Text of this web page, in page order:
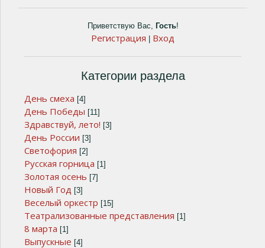
Приветствую Вас, Гость!
Регистрация Вход
Категории раздела
День смеха [4]
День Победы [11]
Здравствуй, лето! [3]
День России [3]
Светофория [2]
Русская горница [1]
Золотая осень [7]
Новый Год [3]
Веселый оркестр [15]
Театрализованные представления [1]
8 марта [1]
Выпускные [4]